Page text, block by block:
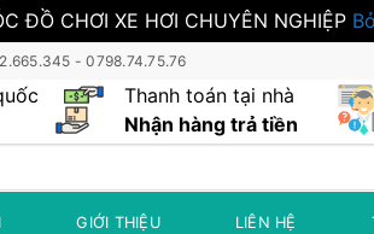
ĐỒ CHƠI XE HƠI CHUYÊN NGHIỆP
- 0798.74.75.76
Thanh toán tại nhà
Nhận hàng trả tiền
GIỚI THIỆU LIÊN HỆ